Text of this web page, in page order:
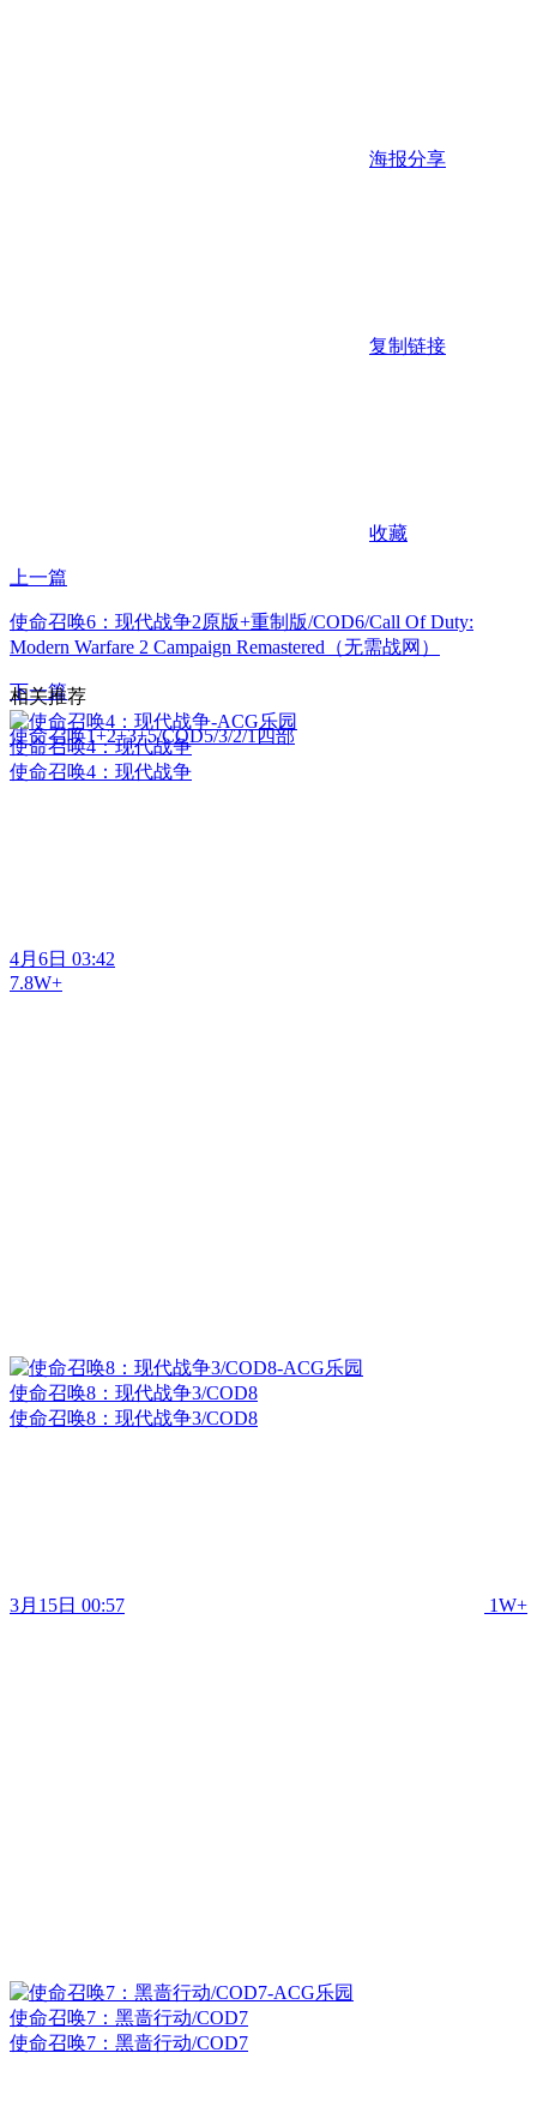
海报分享
复制链接
收藏
上一篇
使命召唤6：现代战争2原版+重制版/COD6/Call Of Duty:
Modern Warfare 2 Campaign Remastered（无需战网）
下一篇
使命召唤1+2+3+5/COD5/3/2/1四部
相关推荐
使命召唤4：现代战争
使命召唤4：现代战争
4月6日 03:42
7.8W+
使命召唤8：现代战争3/COD8
使命召唤8：现代战争3/COD8
3月15日 00:57 1W+
使命召唤7：黑啬行动/COD7
使命召唤7：黑啬行动/COD7